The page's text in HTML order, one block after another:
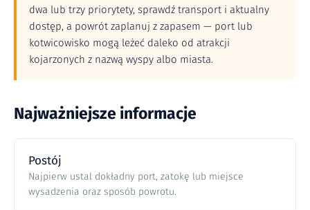
dwa lub trzy priorytety, sprawdź transport i aktualny
dostęp, a powrót zaplanuj z zapasem — port lub
kotwicowisko mogą leżeć daleko od atrakcji
kojarzonych z nazwą wyspy albo miasta.
Najważniejsze informacje
Postój
Najpierw ustal dokładny port, zatokę lub miejsce
wysadzenia oraz sposób powrotu.